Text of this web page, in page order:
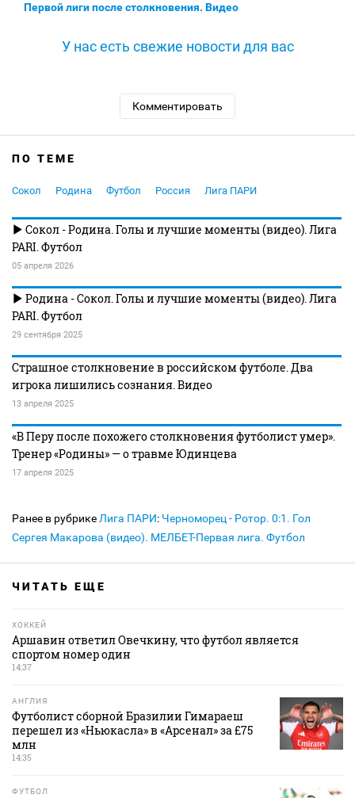
Первой лиги после столкновения. Видео
У нас есть свежие новости для вас
Комментировать
ПО ТЕМЕ
Сокол Родина Футбол Россия Лига ПАРИ
Сокол - Родина. Голы и лучшие моменты (видео). Лига
PARI. Футбол
05 апреля 2026
Родина - Сокол. Голы и лучшие моменты (видео). Лига
PARI. Футбол
29 сентября 2025
Страшное столкновение в российском футболе. Два
игрока лишились сознания. Видео
13 апреля 2025
«В Перу после похожего столкновения футболист умер».
Тренер «Родины» — о травме Юдинцева
17 апреля 2025
Ранее в рубрике Лига ПАРИ: Черноморец - Ротор. 0:1. Гол
Сергея Макарова (видео). МЕЛБЕТ-Первая лига. Футбол
ЧИТАТЬ ЕЩЕ
ХОККЕЙ
Аршавин ответил Овечкину, что футбол является
спортом номер один
14:37
АНГЛИЯ
Футболист сборной Бразилии Гимараеш
перешел из «Ньюкасла» в «Арсенал» за £75
млн
14:35
ФУТБОЛ